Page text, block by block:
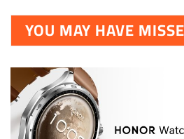
YOU MAY HAVE